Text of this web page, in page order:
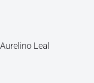
Aurelino Leal